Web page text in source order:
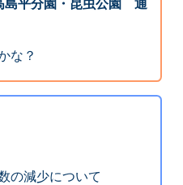
島平分園・昆虫公園 通
な？
の減少について